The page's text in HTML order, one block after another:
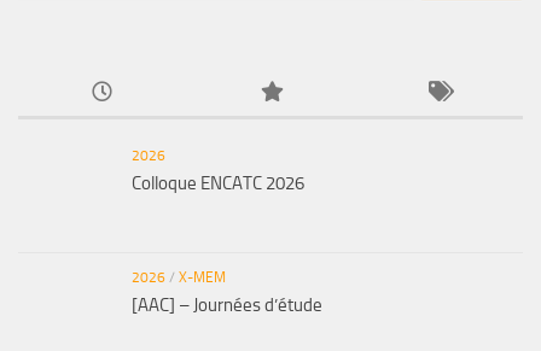
2026
Colloque ENCATC 2026
2026 / X-MEM
[AAC] – Journées d’étude